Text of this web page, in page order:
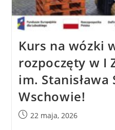
Kurs na wózki
rozpoczęty w I
im. Stanisława
Wschowie!
22 maja, 2026